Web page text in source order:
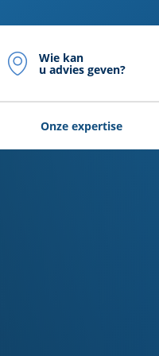
Wie kan
u advies geven?
Onze expertise